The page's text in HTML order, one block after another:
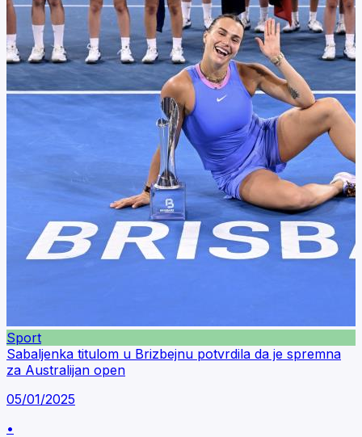
Sport
Sabaljenka titulom u Brizbejnu potvrdila da je spremna
za Australijan open
05/01/2025
•